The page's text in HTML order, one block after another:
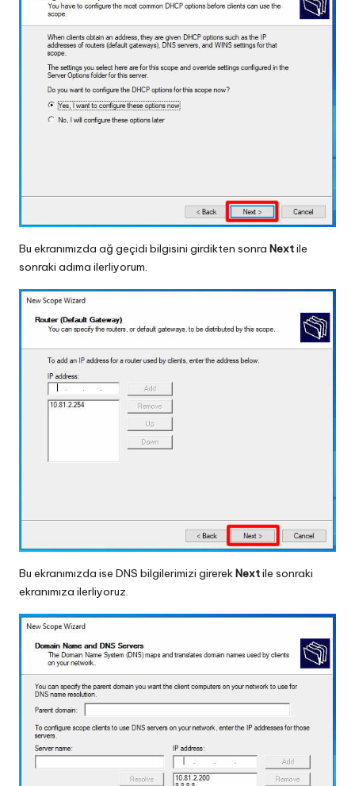
Bu ekranımızda ağ geçidi bilgisini girdikten sonra Nextile
sonraki adıma ilerliyorum.
Bu ekranımızda ise DNS bilgilerimizi girerekNextile sonraki
ekranımıza ilerliyoruz.